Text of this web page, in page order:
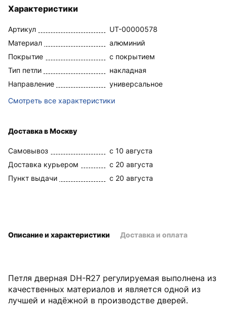
Характеристики
Артикул
UT-00000578
Материал
алюминий
Покрытие
с покрытием
Тип петли
накладная
Направление
универсальное
Смотреть все характеристики
Доставка в Москву
Самовывоз
c 10 августа
Доставка курьером
c 20 августа
Пункт выдачи
c 20 августа
Петля дверная DH-R27 регулируемая выполнена из
качественных материалов и является одной из
лучшей и надёжной в производстве дверей.
Описание и характеристики Доставка и оплата